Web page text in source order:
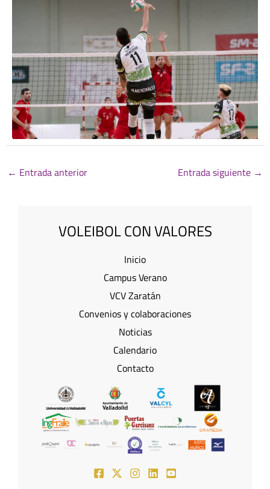
← Entrada anterior Entrada siguiente →
VOLEIBOL CON VALORES
Inicio
Campus Verano
VCV Zaratán
Convenios y colaboraciones
Noticias
Calendario
Contacto